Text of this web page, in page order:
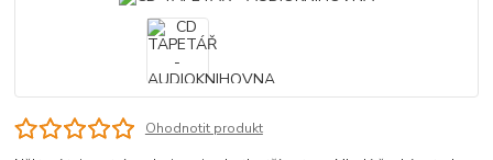
Ohodnotit produkt